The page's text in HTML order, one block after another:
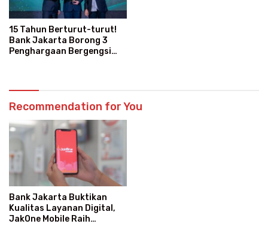
15 Tahun Berturut-turut!
Bank Jakarta Borong 3
Penghargaan Bergengsi
Recommendation for You
Bank Jakarta Buktikan
Kualitas Layanan Digital,
JakOne Mobile Raih